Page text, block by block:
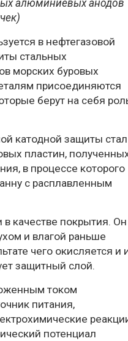
алюминиевых анодов
в нефтегазовой
стальных
морских буровых
присоединяются
берут на себя
катодной защиты
пластин,
в процессе которого
с расплавленным
в качестве покрытия. Он
и влагой раньше
чего окисляется и
защитный слой.
током
питания,
потенциал